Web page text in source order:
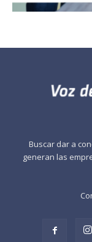
Buscar dar a
generan las